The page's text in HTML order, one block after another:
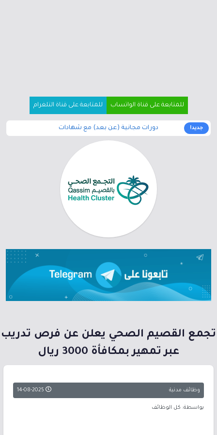
للمتابعة على قناة الواتساب للمتابعة على قناة التلغرام
جديد! دورات مجانية (عن بعد) مع شهادات
تجمع القصيم الصحي يعلن عن فرص تدريب
عبر تمهير بمكافأة 3000 ريال
وظائف مدنية 14-08-2025
بواسطة: كل الوظائف